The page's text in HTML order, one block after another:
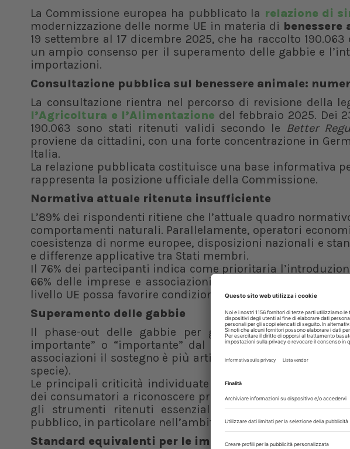
La Commissione europea ha pubblicato la relazione di
modernizzazione delle norme UE in materia di
19 settembre al 17 dicembre 2025, che ha raccolto
un ampio consenso per il superamento delle gabbie e
importazioni.
Consultazione pubblica sul benessere animale:
La consultazione rientra nel percorso di revisione della
l’Agricoltura e l’Alimentazione del febbraio 2025. Dei
190.063 sono stati ritenuti validi secondo le Better
proviene da cittadini, con una forte concentrazione in
Italia.
La relazione pubblicata costituisce una base informativa
rappresenta la posizione ufficiale della Commissione.
Normativa attuale ritenuta insufficiente
L’89% dei rispondenti ritiene che l’attuale quadro
comportamenti naturali. Parallelamente, operatori
coesistenza di norme europee, disposizioni nazionali e
e differenze applicative tra Stati membri.
Il 76% dei partecipanti indica come prioritaria
66% delle imprese e associazioni di categoria considera
livello UE possa favorire condizioni di concorrenza più
Superamento delle gabbie
Il phase-out delle gabbie per galline ovaiole, suini,
importante” o “importante” dal 98-99% dei cittadini e
associazioni il sostegno è più articolato ma comunque
specie).
Le principali criticità individuate riguardano i costi di
dei consumatori a riconoscere prezzi più elevati (50%) e i
gli strumenti ritenuti essenziali per accompagnare la
pubblico, in particolare nell’ambito della Politica Agricola
Standard equivalenti per le importazioni e indicatori di